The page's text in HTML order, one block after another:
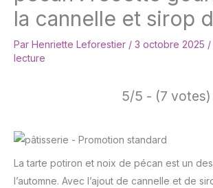
la cannelle et sirop
Par Henriette Leforestier / 3 octobre 2025 /
lecture
5/5 - (7 votes)
La tarte potiron et noix de pécan est un
l’automne. Avec l’ajout de cannelle et de